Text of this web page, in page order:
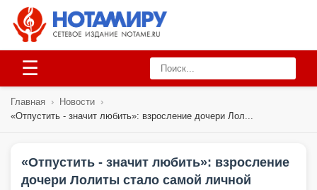
☰
Главная › Новости ›
«Отпустить - значит любить»: взросление дочери Лол...
«Отпустить - значит любить»: взросление
дочери Лолиты стало самой личной